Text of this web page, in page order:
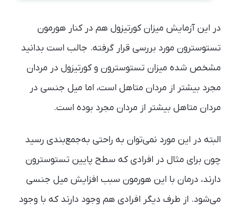
در این آزمایش میزان کورتیزول هم در کنار هورمون
تستوسترون مورد بررسی قرار گرفته. جالب است بدانید
مشخص شده میزان تستوسترون و کورتیزول در مردان
مجرد بیشتر از مردان متاهل است، اما میل جنسی در
مردان متاهل بیشتر از مردان مجرد بوده است.
البته در این مورد نمی‌توان به راحتی به‌جمع‌بندی رسید
چون برای مثال در افرادی که سطح پایین تستوسترون
دارند، درمان با این هورمون سبب افزایش میل جنسی
می‌شود. از طرف دیگر افرادی هم وجود دارند که با وجود